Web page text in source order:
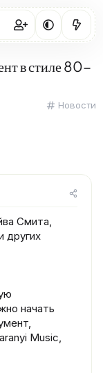
в стиле 80-
К
Новости
Смита,
других
начать
Music,